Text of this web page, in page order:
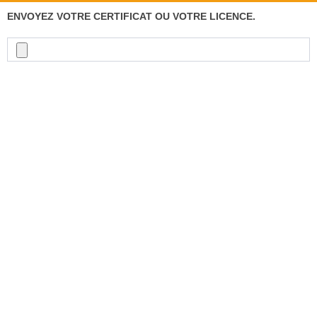
ENVOYEZ VOTRE CERTIFICAT OU VOTRE LICENCE.